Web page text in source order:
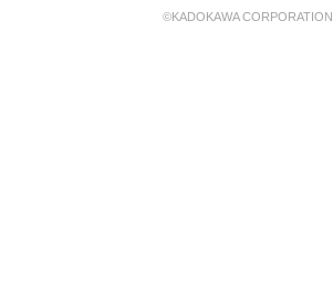
©KADOKAWA CORPORATION